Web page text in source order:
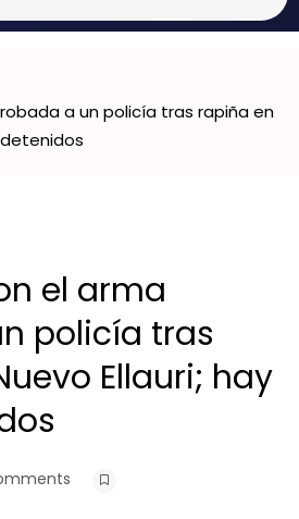
a un policía tras rapiña en
detenidos
el arma
policía tras
Ellauri; hay